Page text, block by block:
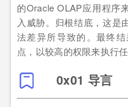
的Oracle OLAP应用程序
入威胁。归根结底，这是
法差异所导致的。最终
点，以较高的权限来执行
0x01 导言